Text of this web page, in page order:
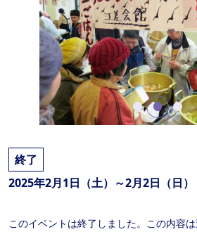
終了
2025年2月1日（土）～2月2日（日）
このイベントは終了しました。この内容は